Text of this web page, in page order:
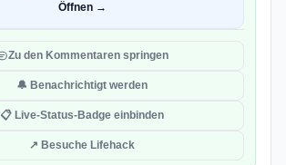
Öffnen →
Zu den Kommentaren springen
🔔 Benachrichtigt werden
📋 Live-Status-Badge einbinden
↗ Besuche Lifehack